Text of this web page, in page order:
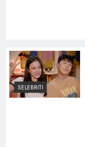
SELEBRITI